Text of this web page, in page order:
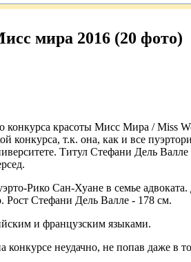
мира 2016 (20 фото)
красоты Мисс Мира / Miss
конкурса, т.к. она, как и все
Титул Стефани Дель
Рико Сан-Хуане в семье
Рост Стефани Дель Валле - 178 см.
и французским языками.
конкурсе неудачно, не попав даже